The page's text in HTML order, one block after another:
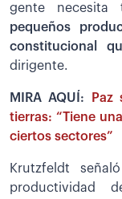
gente necesita
pequeños
constitucional
dirigente.
MIRA AQUÍ:
Paz
tierras: “Tiene
ciertos sectores”
Krutzfeldt
productividad